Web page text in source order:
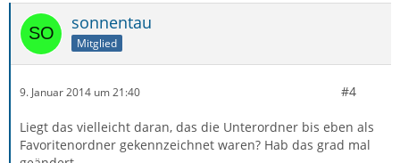
sonnentau
Mitglied
9. Januar 2014 um 21:40 #4
Liegt das vielleicht daran, das die Unterordner bis eben als
Favoritenordner gekennzeichnet waren? Hab das grad mal